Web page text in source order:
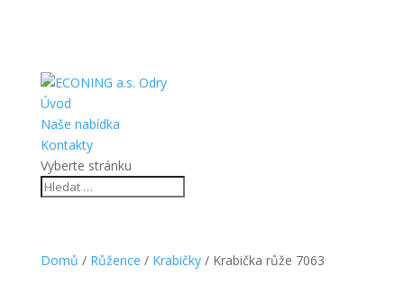
Úvod
Naše nabídka
Kontakty
Vyberte stránku
Domů / Růžence / Krabičky/ Krabička růže 7063